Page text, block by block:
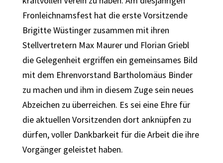
Fronleichnamsfest hat die erste Vorsitzende
Brigitte Wüstinger zusammen mit ihren
Stellvertretern Max Maurer und Florian Griebl
die Gelegenheit ergriffen ein gemeinsames Bild
mit dem Ehrenvorstand Bartholomäus Binder
zu machen und ihm in diesem Zuge sein neues
Abzeichen zu überreichen. Es sei eine Ehre für
die aktuellen Vorsitzenden dort anknüpfen zu
dürfen, voller Dankbarkeit für die Arbeit die ihre
Vorgänger geleistet haben.